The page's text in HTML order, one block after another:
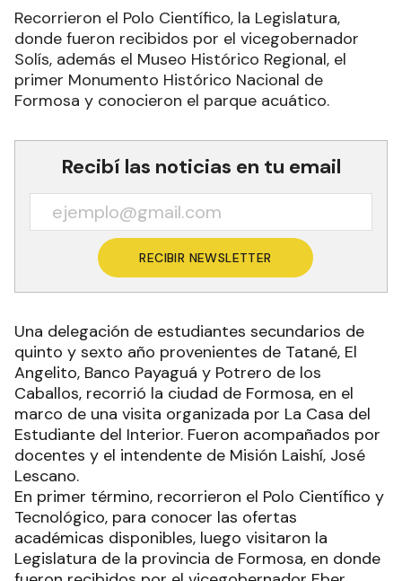
Recorrieron el Polo Científico, la Legislatura,
donde fueron recibidos por el vicegobernador
Solís, además el Museo Histórico Regional, el
primer Monumento Histórico Nacional de
Formosa y conocieron el parque acuático.
Recibí las noticias en tu email
RECIBIR NEWSLETTER
Una delegación de estudiantes secundarios de
quinto y sexto año provenientes de Tatané, El
Angelito, Banco Payaguá y Potrero de los
Caballos, recorrió la ciudad de Formosa, en el
marco de una visita organizada por La Casa del
Estudiante del Interior. Fueron acompañados por
docentes y el intendente de Misión Laishí, José
Lescano.
En primer término, recorrieron el Polo Científico y
Tecnológico, para conocer las ofertas
académicas disponibles, luego visitaron la
Legislatura de la provincia de Formosa, en donde